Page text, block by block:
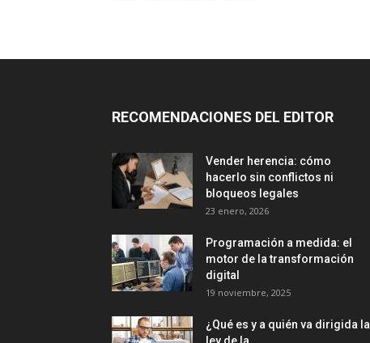
RECOMENDACIONES DEL EDITOR
Vender herencia: cómo
hacerlo sin conflictos ni
bloqueos legales
23 enero, 2026
Programación a medida: el
motor de la transformación
digital
19 noviembre, 2025
¿Qué es y a quién va dirigida la